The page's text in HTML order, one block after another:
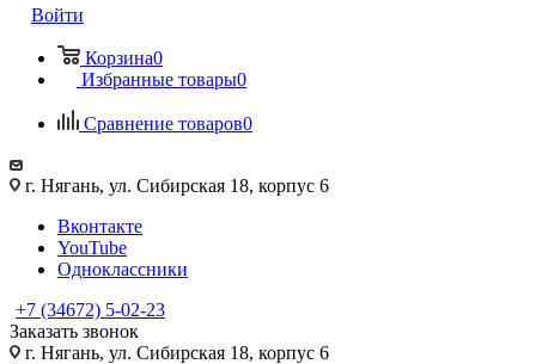
Войти
Корзина0
Избранные товары0
Сравнение товаров0
г. Нягань, ул. Сибирская 18, корпус 6
Вконтакте
YouTube
Одноклассники
+7 (34672) 5-02-23
Заказать звонок
г. Нягань, ул. Сибирская 18, корпус 6